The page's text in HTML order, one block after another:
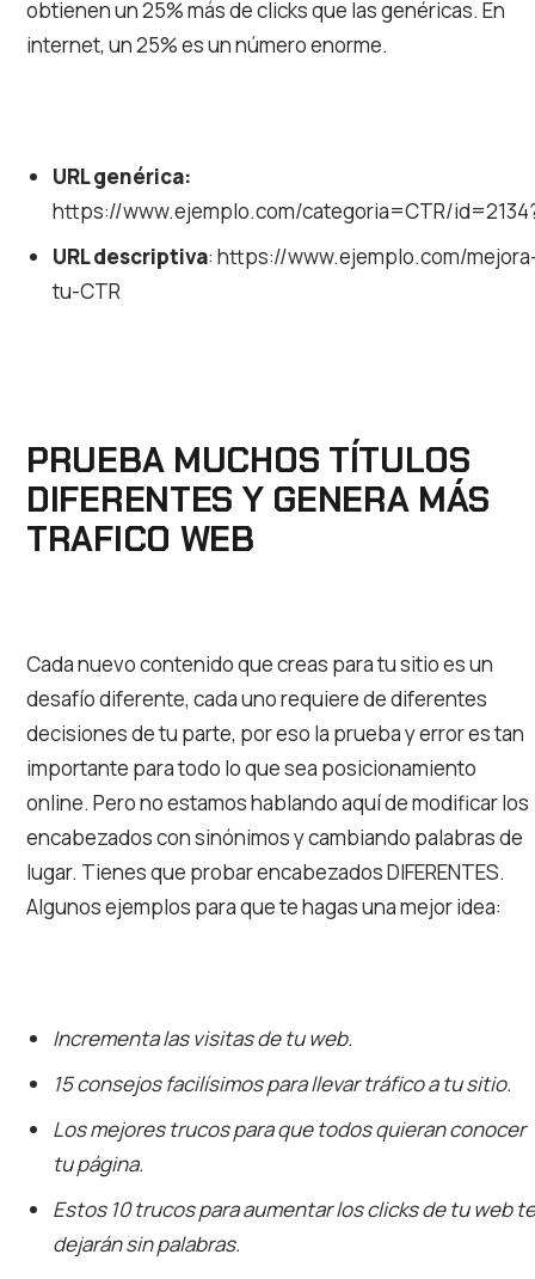
obtienen un 25% más de clicks que las genéricas. En
internet, un 25% es un número enorme.
URL genérica:
https://www.ejemplo.com/categoria=CTR/
URL descriptiva: https://www.ejemplo.com/
tu-CTR
PRUEBA MUCHOS TÍTULOS
DIFERENTES Y GENERA MÁS
TRAFICO WEB
Cada nuevo contenido que creas para tu sitio es un
desafío diferente, cada uno requiere de diferentes
decisiones de tu parte, por eso la prueba y error es tan
importante para todo lo que sea posicionamiento
online. Pero no estamos hablando aquí de modificar los
encabezados con sinónimos y cambiando palabras de
lugar. Tienes que probar encabezados DIFERENTES.
Algunos ejemplos para que te hagas una mejor idea:
Incrementa las visitas de tu web.
15 consejos facilísimos para llevar tráfico a tu sitio.
Los mejores trucos para que todos quieran conocer
tu página.
Estos 10 trucos para aumentar los clicks de tu web te
dejarán sin palabras.